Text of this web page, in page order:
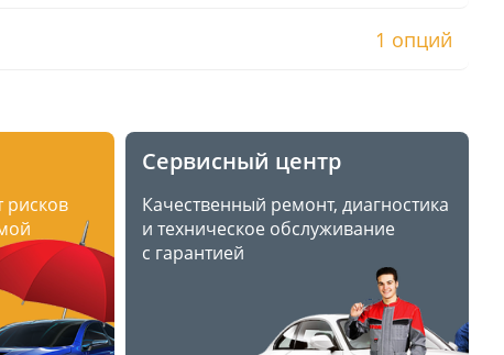
1 опций
рисков
Сервисный центр
Качественный ремонт, диагностика
и техническое обслуживание
с гарантией